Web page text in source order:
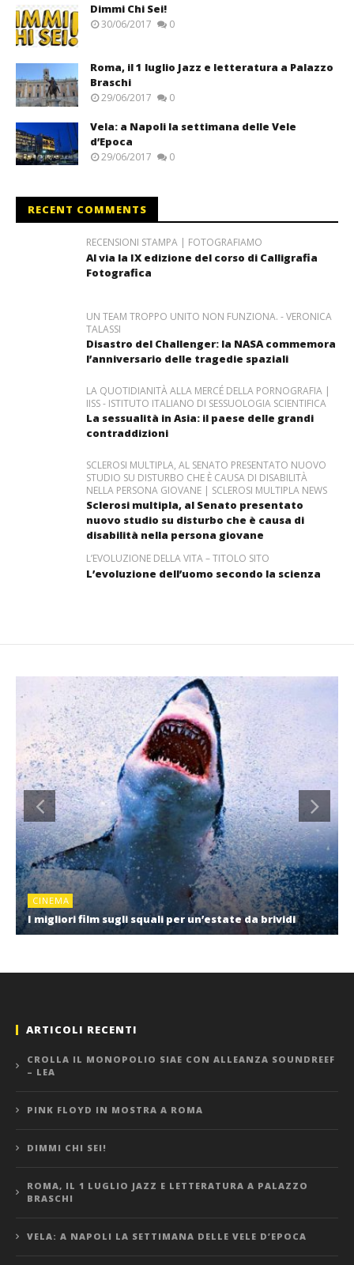
Dimmi Chi Sei!
30/06/2017 0
Roma, il 1 luglio Jazz e letteratura a Palazzo
Braschi
29/06/2017 0
Vela: a Napoli la settimana delle Vele
d’Epoca
29/06/2017 0
RECENT COMMENTS
RECENSIONI STAMPA | FOTOGRAFIAMO
Al via la IX edizione del corso di Calligrafia
Fotografica
UN TEAM TROPPO UNITO NON FUNZIONA. - VERONICA
TALASSI
Disastro del Challenger: la NASA commemora
l’anniversario delle tragedie spaziali
LA QUOTIDIANITÀ ALLA MERCÉ DELLA PORNOGRAFIA |
IISS - ISTITUTO ITALIANO DI SESSUOLOGIA SCIENTIFICA
La sessualità in Asia: il paese delle grandi
contraddizioni
SCLEROSI MULTIPLA, AL SENATO PRESENTATO NUOVO
STUDIO SU DISTURBO CHE È CAUSA DI DISABILITÀ
NELLA PERSONA GIOVANE | SCLEROSI MULTIPLA NEWS
Sclerosi multipla, al Senato presentato
nuovo studio su disturbo che è causa di
disabilità nella persona giovane
L’EVOLUZIONE DELLA VITA – TITOLO SITO
L’evoluzione dell’uomo secondo la scienza
CINEMA
I migliori film sugli squali per un’estate da brividi
ARTICOLI RECENTI
CROLLA IL MONOPOLIO SIAE CON ALLEANZA SOUNDREEF
– LEA
PINK FLOYD IN MOSTRA A ROMA
DIMMI CHI SEI!
ROMA, IL 1 LUGLIO JAZZ E LETTERATURA A PALAZZO
BRASCHI
VELA: A NAPOLI LA SETTIMANA DELLE VELE D’EPOCA